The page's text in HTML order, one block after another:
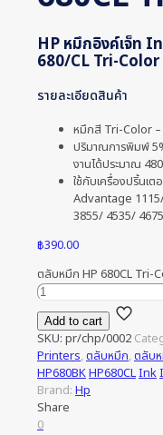
HP หมึกอิงค์เจ็ท
680/CL Tri-Color
รายละเอียดสินค้า
หมึกสี Tri-Color
ปริมาณการพิมพ์
งานได้ประมาณ
ใช้กับเครื่องปริ้นเ
Advantage
3855/ 4535/
฿390.00
ตลับหมึก HP 680CL Tri-
Add to cart
SKU: pr/chp/0002
Printers,ตลับหมึก,ตลับ
HP680BKHP680CLInk
Brand: Hp
Share
0